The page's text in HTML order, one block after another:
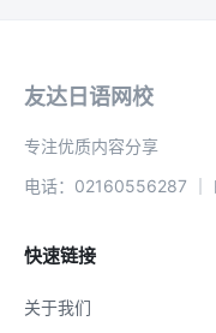
友达日语网校
专注优质内容分享
电话：02160556287 ｜
快速链接
关于我们